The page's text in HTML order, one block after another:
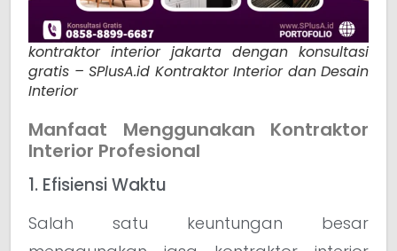
kontraktor interior jakarta dengan konsultasi
gratis – SPlusA.id Kontraktor Interior dan Desain
Interior
Manfaat Menggunakan Kontraktor
Interior Profesional
1. Efisiensi Waktu
Salah satu keuntungan besar